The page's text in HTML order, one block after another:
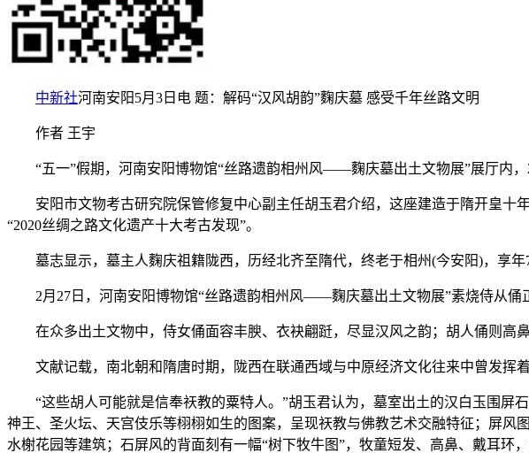
中新社河南安阳5月3日电 题：解码“汉风胡韵”麴庆墓 感受千年丝路文明
作者 王宇
“五一”假期，河南安阳博物馆“丝路遗韵相州风——麴庆墓出土文物展”展厅内，
安阳市文物考古研究院保管修复中心副主任胡玉君介绍，这座建造于隋开皇十
“2020丝绸之路文化遗产十大考古发现”。
墓志显示，墓主人麴庆祖籍陇西，历经北齐至隋代，终老于相州(今安阳)，享年
2月27日，河南安阳博物馆“丝路遗韵相州风——麴庆墓出土文物展”素烧侍从
在众多出土文物中，侍女俑面容丰腴、衣袂翩跹，尽显汉风之韵；胡人俑则高
文献记载，南北朝和隋唐时期，陇西在联通西域与中原经济文化往来中曾发挥
“这些胡人可能就是信奉祆教的粟特人。”胡玉君认为，墓室出土的汉白玉围屏
神王、圣火坛、天宫伎乐等栩栩如生的图案，呈现祆教与佛教艺术交融特征；屏风
水榭花园等建筑；石屏风的背面刻有一幅“树下牧牛图”，牧童短发、高鼻、戴耳环